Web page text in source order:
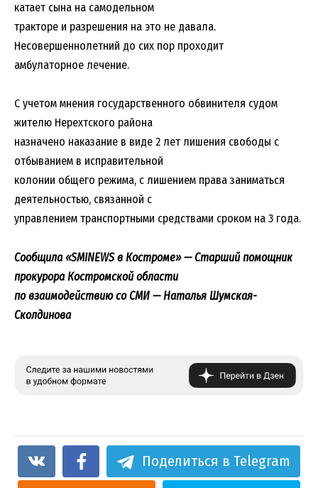
катает сына на самодельном
тракторе и разрешения на это не давала.
Несовершеннолетний до сих пор проходит
амбулаторное лечение.
С учетом мнения государственного обвинителя судом
жителю Нерехтского района
назначено наказание в виде 2 лет лишения свободы с
отбыванием в исправительной
колонии общего режима, с лишением права заниматься
деятельностью, связанной с
управлением транспортными средствами сроком на 3 года.
Сообщила «SMINEWS в Костроме» — Старший помощник
прокурора Костромской области
по взаимодействию со СМИ — Наталья Шумская-
Сколдинова
Поделиться в Telegram